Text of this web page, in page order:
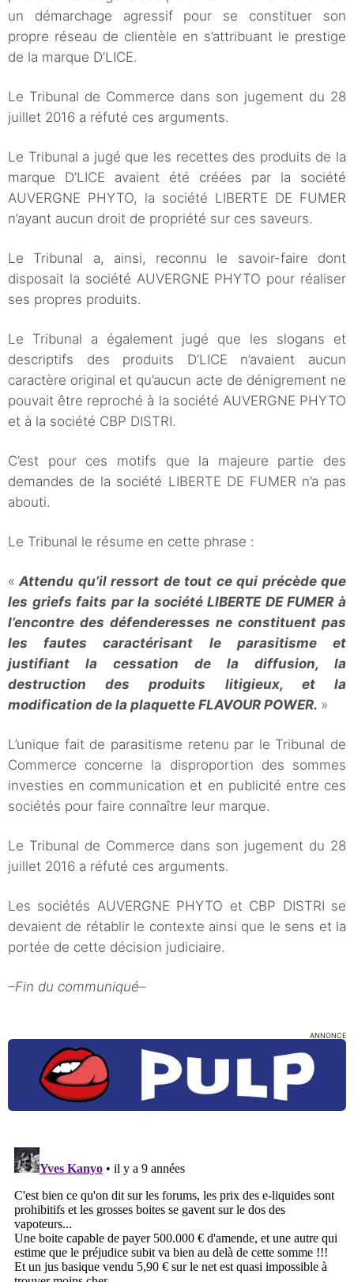
un démarchage agressif pour se constituer son
propre réseau de clientèle en s’attribuant le prestige
de la marque D’LICE.
Le Tribunal de Commerce dans son jugement du 28
juillet 2016 a réfuté ces arguments.
Le Tribunal a jugé que les recettes des produits de la
marque D’LICE avaient été créées par la société
AUVERGNE PHYTO, la société LIBERTE DE FUMER
n’ayant aucun droit de propriété sur ces saveurs.
Le Tribunal a, ainsi, reconnu le savoir-faire dont
disposait la société AUVERGNE PHYTO pour réaliser
ses propres produits.
Le Tribunal a également jugé que les slogans et
descriptifs des produits D’LICE n’avaient aucun
caractère original et qu’aucun acte de dénigrement ne
pouvait être reproché à la société AUVERGNE PHYTO
et à la société CBP DISTRI.
C’est pour ces motifs que la majeure partie des
demandes de la société LIBERTE DE FUMER n’a pas
abouti.
Le Tribunal le résume en cette phrase :
« Attendu qu’il ressort de tout ce qui précède que
les griefs faits par la société LIBERTE DE FUMER à
l’encontre des défenderesses ne constituent pas
les fautes caractérisant le parasitisme et
justifiant la cessation de la diffusion, la
destruction des produits litigieux, et la
modification de la plaquette FLAVOUR POWER. »
L’unique fait de parasitisme retenu par le Tribunal de
Commerce concerne la disproportion des sommes
investies en communication et en publicité entre ces
sociétés pour faire connaître leur marque.
Le Tribunal de Commerce dans son jugement du 28
juillet 2016 a réfuté ces arguments.
Les sociétés AUVERGNE PHYTO et CBP DISTRI se
devaient de rétablir le contexte ainsi que le sens et la
portée de cette décision judiciaire.
–Fin du communiqué–
ANNONCE